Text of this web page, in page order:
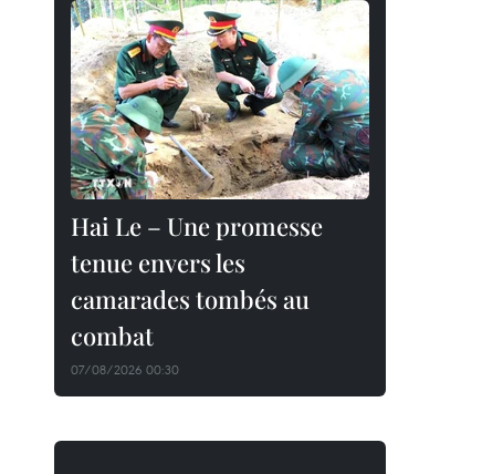
Hai Le – Une promesse
tenue envers les
camarades tombés au
combat
07/08/2026 00:30